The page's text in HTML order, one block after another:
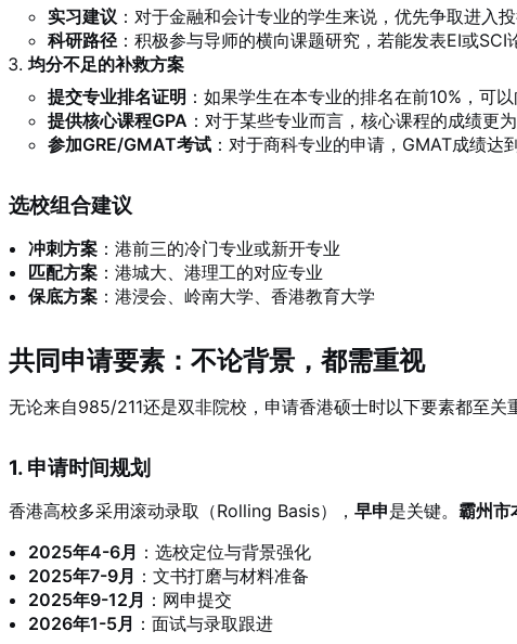
实习建议 ：对于金融和会计专业的学生来说，优先争取进入
科研路径 ：积极参与导师的横向课题研究，若能发表EI或SCI
均分不足的补救方案
提交专业排名证明 ：如果学生在本专业的排名在前10%，可
提供核心课程GPA ：对于某些专业而言，核心课程的成绩更为
参加GRE/GMAT考试 ：对于商科专业的申请，GMAT成绩达
选校组合建议
冲刺方案 ：港前三的冷门专业或新开专业
匹配方案 ：港城大、港理工的对应专业
保底方案 ：港浸会、岭南大学、香港教育大学
共同申请要素：不论背景，都需重视
无论来自985/211还是双非院校，申请香港硕士时以下要素都至关
1. 申请时间规划
香港高校多采用滚动录取（Rolling Basis）， 早申是关键。 霸州市
2025年4-6月 ：选校定位与背景强化
2025年7-9月 ：文书打磨与材料准备
2025年9-12月 ：网申提交
2026年1-5月 ：面试与录取跟进